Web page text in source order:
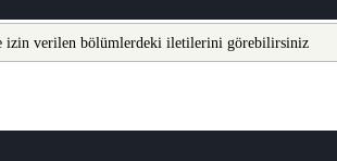
izin verilen bölümlerdeki iletilerini görebilirsiniz